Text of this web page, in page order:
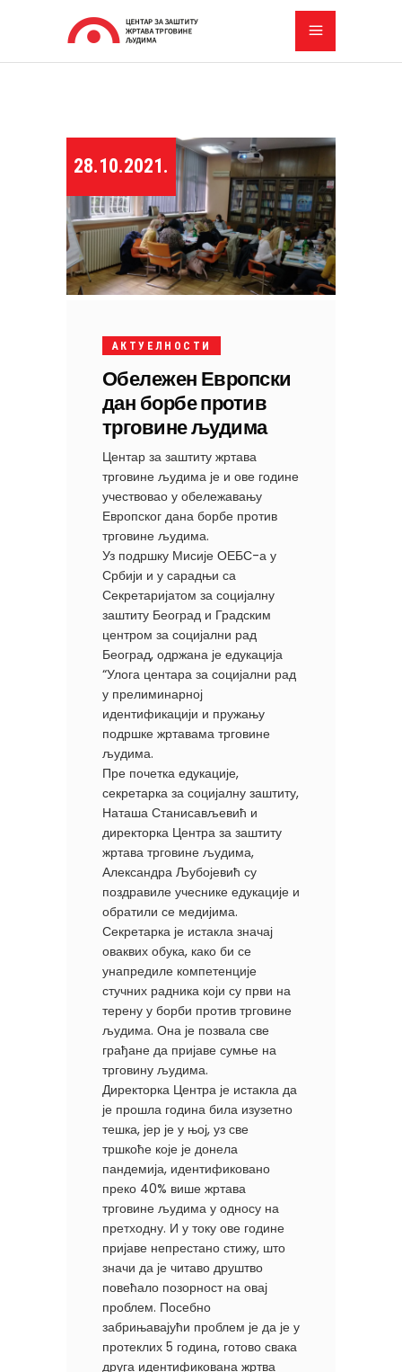
28.10.2021.
АКТУЕЛНОСТИ
Обележен Европски
дан борбе против
трговине људима
Центар за заштиту жртава
трговине људима је и ове године
учествовао у обележавању
Европског дана борбе против
трговине људима.
Уз подршку Мисије ОЕБС-а у
Србији и у сарадњи са
Секретаријатом за социјалну
заштиту Београд и Градским
центром за социјални рад
Београд, одржана је едукација
“Улога центара за социјални рад
у прелиминарној
идентификацији и пружању
подршке жртавама трговине
људима.
Пре почетка едукације,
секретарка за социјалну заштиту,
Наташа Станисављевић и
директорка Центра за заштиту
жртава трговине људима,
Александра Љубојевић су
поздравиле учеснике едукације и
обратили се медијима.
Секретарка је истакла значај
оваквих обука, како би се
унапредиле компетенције
стучних радника који су први на
терену у борби против трговине
људима. Она је позвала све
грађане да пријаве сумње на
трговину људима.
Директорка Центра је истакла да
је прошла година била изузетно
тешка, јер је у њој, уз све
тршкоће које је донела
пандемија, идентификовано
преко 40% више жртава
трговине људима у односу на
претходну. И у току ове године
пријаве непрестано стижу, што
значи да је читаво друштво
повећало позорност на овај
проблем. Посебно
забрињавајући проблем је да је у
протеклих 5 година, готово свака
друга идентификована жртва